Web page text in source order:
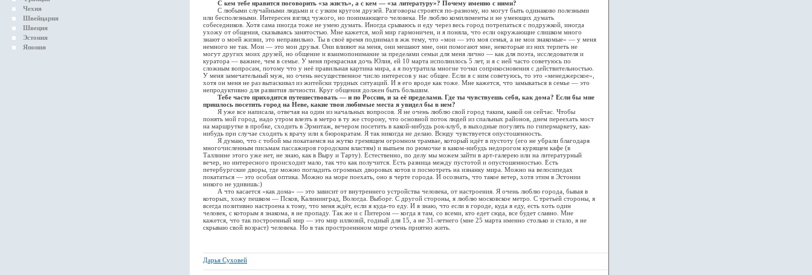
Чехия
Швейцария
Швеция
Эстония
Япония
С кем тебе нравится поговорить «за жисть», а с кем — «за литературу»? Почему именно с ними?
С любыми случайными людьми и с узким кругом друзей. Разговоры строятся по-разному, но могут быть одинаково полезными
или бесполезными. Интересен взгляд чужого, но понимающего человека. Не люблю комплименты и не умеющих думать
собеседников. Хотя сама иногда тоже не умею думать. Иногда срываюсь и еду через весь город потрепаться с подружкой, иногда
ухожу от общения, сказываясь занятостью. Мне кажется, мой мир гармоничен, и я поняла, что если окружающие слишком много
знают о моей жизни, это неправильно. Ты в своё время поднимал в жж тему, что «мои — это моя семья, а не мои знакомые» — у меня
немного не так. Мои — это мои друзья. Они влияют на меня, они мешают мне, они помогают мне, некоторые из них терпеть не
могут других моих друзей, но общение и взаимопонимание за пределами семьи для меня лично — как для поэта, исследователя и
куратора — важнее, чем в семье. У меня прекрасная дочь Юлия, ей 10 марта исполнилось 5 лет, и я с ней часто советуюсь по
сложным вопросам, потому что у неё правильная картина мира, а я поутратила многие точки соприкосновения с действительностью.
У меня замечательный муж, но очень несущественное число интересов у нас общее. Если я с ним советуюсь, то это «менеджерское»,
хотя он меня не раз вытаскивал из житейски трудных ситуаций. И я его вроде как тоже. Мне кажется, что замыкаться в семье — это
непродуктивно для развития личности. Круг общения должен быть большим.
Тебе часто приходится путешествовать — и по России, и за её пределами. Где ты чувствуешь себя, как дома? Если бы мне
пришлось посетить город на Неве, какие твои любимые места я увидел бы в нем?
Я уже все написала, отвечая на один из начальных вопросов. Я не очень люблю свой город таким, какой он сейчас. Чтобы
понять мой город, надо утром влезть в метро в ту же сторону, что основной поток людей из спальных районов, днем переехать мост
на маршрутке в пробке, сходить в Эрмитаж, вечером посетить в какой-нибудь рок-клуб, в выходные погулять по гипермаркету, как-
нибудь при случае сходить к врачу или к бюрократам. Я так никогда не делаю. Всюду чувствуется опустошенность.
Я думаю, что с тобой мы покатаемся на жутко гремящем огромном трамвае, который идёт в пустоту (его не убрали благодаря
многочисленным письмам пассажиров городским властям) и выпьем по рюмочке в каком-нибудь недорогом курящем кафе (в
Таллинне этого уже нет, не знаю, как в Выру и Тарту). Естественно, по делу мы можем зайти в арт-галерею или на литературный
вечер, но интересного происходит мало, так что как получится. Есть разница между пустотой и опустошенностью. Есть
петербургские дворы, где можно погладить огромных дворовых котов и посмотреть на изнанку мира. Можно на велосипедах
покататься — это особая оптика. Можно на море поехать, оно в черте города. И осознать, что такое ветер, хотя этим в Эстонии
никого не удивишь:)
А что касается «как дома» — это зависит от внутреннего устройства человека, от настроения. Я очень люблю города, бывая в
которых, хожу пешком — Псков, Калининград, Вологда. Выборг. С другой стороны, я люблю московское метро. С третьей стороны, я
всегда позитивно настроена к тому, что меня ждёт, если я куда-то еду. И я знаю, что если в городе, куда я еду, есть хоть один
человек, с которым я знакома, я не пропаду. Так же и с Питером — когда я там, со всеми, кто едет сюда, все будет славно. Мне
кажется, что так построенный мир — это мир иллюзий, годный для 15, а не 31-летнего (мне 25 марта именно столько и стало, я не
скрываю свой возраст) человека. Но в так простроеннном мире очень приятно жить.
Дарья Суховей